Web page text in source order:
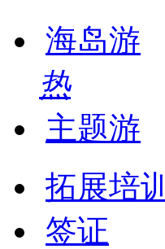
海岛游
热
主题游
拓展培训
签证